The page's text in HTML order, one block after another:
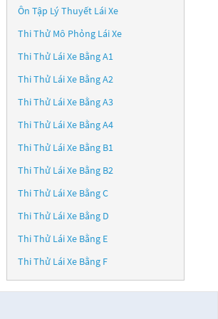
Ôn Tập Lý Thuyết Lái Xe
Thi Thử Mô Phỏng Lái Xe
Thi Thử Lái Xe Bằng A1
Thi Thử Lái Xe Bằng A2
Thi Thử Lái Xe Bằng A3
Thi Thử Lái Xe Bằng A4
Thi Thử Lái Xe Bằng B1
Thi Thử Lái Xe Bằng B2
Thi Thử Lái Xe Bằng C
Thi Thử Lái Xe Bằng D
Thi Thử Lái Xe Bằng E
Thi Thử Lái Xe Bằng F